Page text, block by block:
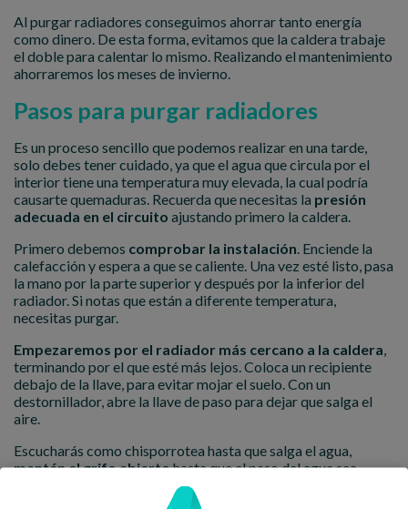
Al purgar radiadores conseguimos ahorrar tanto energía
como dinero. De esta forma, evitamos que la caldera trabaje
el doble para calentar lo mismo. Realizando el mantenimiento
ahorraremos los meses de invierno.
Pasos para purgar radiadores
Es un proceso sencillo que podemos realizar en una tarde,
solo debes tener cuidado, ya que el agua que circula por el
interior tiene una temperatura muy elevada, la cual podría
causarte quemaduras. Recuerda que necesitas la presión
adecuada en el circuito ajustando primero la caldera.
Primero debemos comprobar la instalación . Enciende la
calefacción y espera a que se caliente. Una vez esté listo, pasa
la mano por la parte superior y después por la inferior del
radiador. Si notas que están a diferente temperatura,
necesitas purgar.
Empezaremos por el radiador más cercano a la caldera
terminando por el que esté más lejos. Coloca un recipiente
debajo de la llave, para evitar mojar el suelo. Con un
destornillador, abre la llave de paso para dejar que salga el
aire.
Escucharás como chisporrotea hasta que salga el agua,
mantén el grifo abiertohasta que el paso del agua sea
fluido. Cierra la llave y repite con el resto de radiadores. Al
terminar, revisa la presión de la caldera siguiendo las